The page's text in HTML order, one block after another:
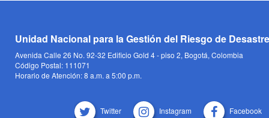
Unidad Nacional para la Gestión del Riesgo de
Avenida Calle 26 No. 92-32 Edificio Gold 4 - piso 2, Bogotá, Colombia
Código Postal: 111071
Horario de Atención: 8 a.m. a 5:00 p.m.
Twitter Instagram Facebook